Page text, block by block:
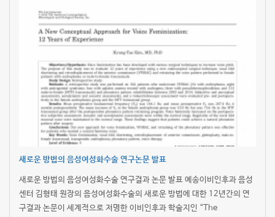
새로운 방법의 음성여성화수술 연구논문 발표
새로운 방법의 음성여성화수술 연구결과 논문 발표 예송이비인후과 음성
센터 김형태 원장의 음성여성화수술의 새로운 방법에 대한 12년간의 연
구결과 논문이 세계적으로 저명한 이비인후과 학술지인 “The